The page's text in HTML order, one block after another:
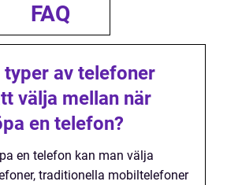
FAQ
av telefoner
välja mellan när
en telefon?
en telefon kan man välja
traditionella mobiltelefoner